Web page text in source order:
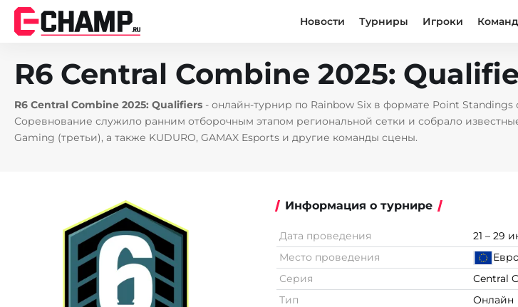
Новости Турниры Игроки
R6 Central Combine 2025:
R6 Central Combine 2025: Qualifiers - онлайн-турнир по Rainbow Six в формате Point
Соревнование служило ранним отборочным этапом региональной сетки и собрало
Gaming (третьи), а также KUDURO, GAMAX Esports и другие команды сцены.
Информация о турнире
Дата проведения
21 – 29
Место проведения
Серия
Central
Тип
Онлайн